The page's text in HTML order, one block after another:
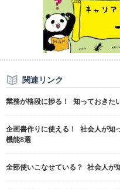
関連リンク
業務が格段に捗る！ 知っておきた
企画書作りに使える！ 社会人が知
機能8選
全部使いこなせている？ 社会人が